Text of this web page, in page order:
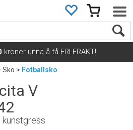
kroner unna å få FRI FRAKT!
Sko> Fotballsko
V